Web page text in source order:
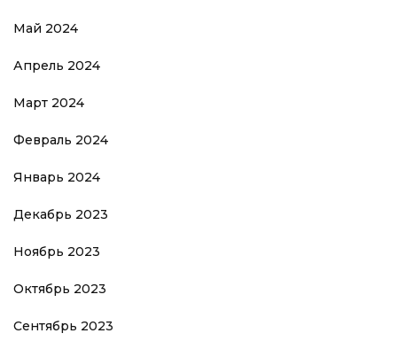
Май 2024
Апрель 2024
Март 2024
Февраль 2024
Январь 2024
Декабрь 2023
Ноябрь 2023
Октябрь 2023
Сентябрь 2023